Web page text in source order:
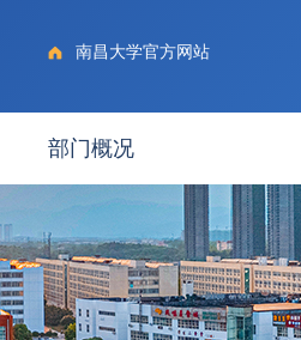
南昌大学官方网站
部门概况